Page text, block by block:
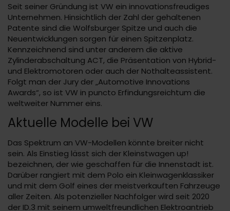
Seit seiner Gründung ist VW ein innovationsfreudiges
Unternehmen. Hinsichtlich der Zahl der gehaltenen
Patente sind die Wolfsburger Spitze und auch die
Neuentwicklungen sorgen für einen Spitzenplatz.
Kennzeichnend sind unter anderem die aktive
Zylinderabschaltung ACT, die Präsentation von Hybrid-
und Elektromotoren oder auch der Nothalteassistent.
Folgt man der Jury der „Automotive Innovations
Awards“, so ist VW in puncto Erfindungsreichtum die
weltweiter Nummer eins.
Aktuelle Modelle bei VW
Das Spektrum an VW-Modellen könnte breiter nicht
sein. Als Einstieg lässt sich der Kleinstwagen up!
bezeichnen, der wie geschaffen für die Innenstadt ist.
Darüber rangiert mit dem Polo ein Kleinwagenklassiker
und mit dem Golf eines der meistverkauften Fahrzeuge
aller Zeiten. Als potenzieller Nachfolger wird seit 2020
der ID.3 mit seinem umweltfreundlichen Elektroantrieb